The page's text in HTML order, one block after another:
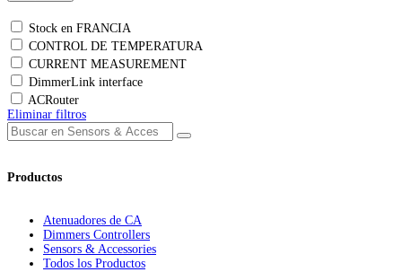
Stock en FRANCIA
CONTROL DE TEMPERATURA
CURRENT MEASUREMENT
DimmerLink interface
ACRouter
Eliminar filtros
Productos
Atenuadores de CA
Dimmers Controllers
Sensors & Accessories
Todos los Productos